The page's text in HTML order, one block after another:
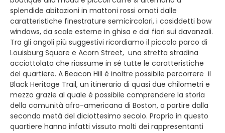
splendide abitazioni in mattoni rossi ornati dalle
caratteristiche finestrature semicircolari, i cosiddetti bow
windows, da scale esterne in ghisa e dai fiori sui davanzali.
Tra gli angoli più suggestivi ricordiamo il piccolo parco di
Louisburg Square e Acorn Street, una stretta stradina
acciottolata che riassume in sé tutte le caratteristiche
del quartiere. A Beacon Hill è inoltre possibile percorrere il
Black Heritage Trail, un itinerario di quasi due chilometri e
mezzo grazie al quale è possibile comprendere la storia
della comunità afro-americana di Boston, a partire dalla
seconda metà del diciottesimo secolo. Proprio in questo
quartiere hanno infatti vissuto molti dei rappresentanti